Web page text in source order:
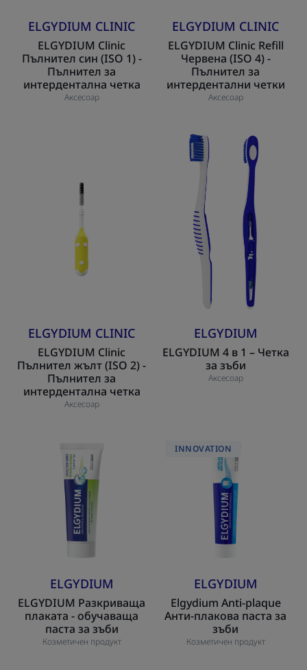
ELGYDIUM CLINIC
ELGYDIUM Clinic
Пълнител син (ISO 1) -
Пълнител за
интердентална четка
Аксесоар
ELGYDIUM CLINIC
ELGYDIUM Clinic Refill
Червена (ISO 4) -
Пълнител за
интердентални четки
Аксесоар
жълт
(ISO
2)
-
Пълнител
за
ELGYDIUM CLINIC
ELGYDIUM Clinic
Пълнител жълт (ISO 2) -
Пълнител за
интердентална четка
Аксесоар
ELGYDIUM
Четка
зъби
ELGYDIUM
ELGYDIUM 4 в 1 – Четка
за зъби
Аксесоар
Разкриваща
плаката
обучаваща
паста
за
зъби
ELGYDIUM
ELGYDIUM Разкриваща
плаката - обучаваща
паста за зъби
Козметичен продукт
Anti-
plaque
Анти-
плакова
паста
за
INNOVATION
ELGYDIUM
Elgydium Anti-plaque
Анти-плакова паста за
зъби
Козметичен продукт